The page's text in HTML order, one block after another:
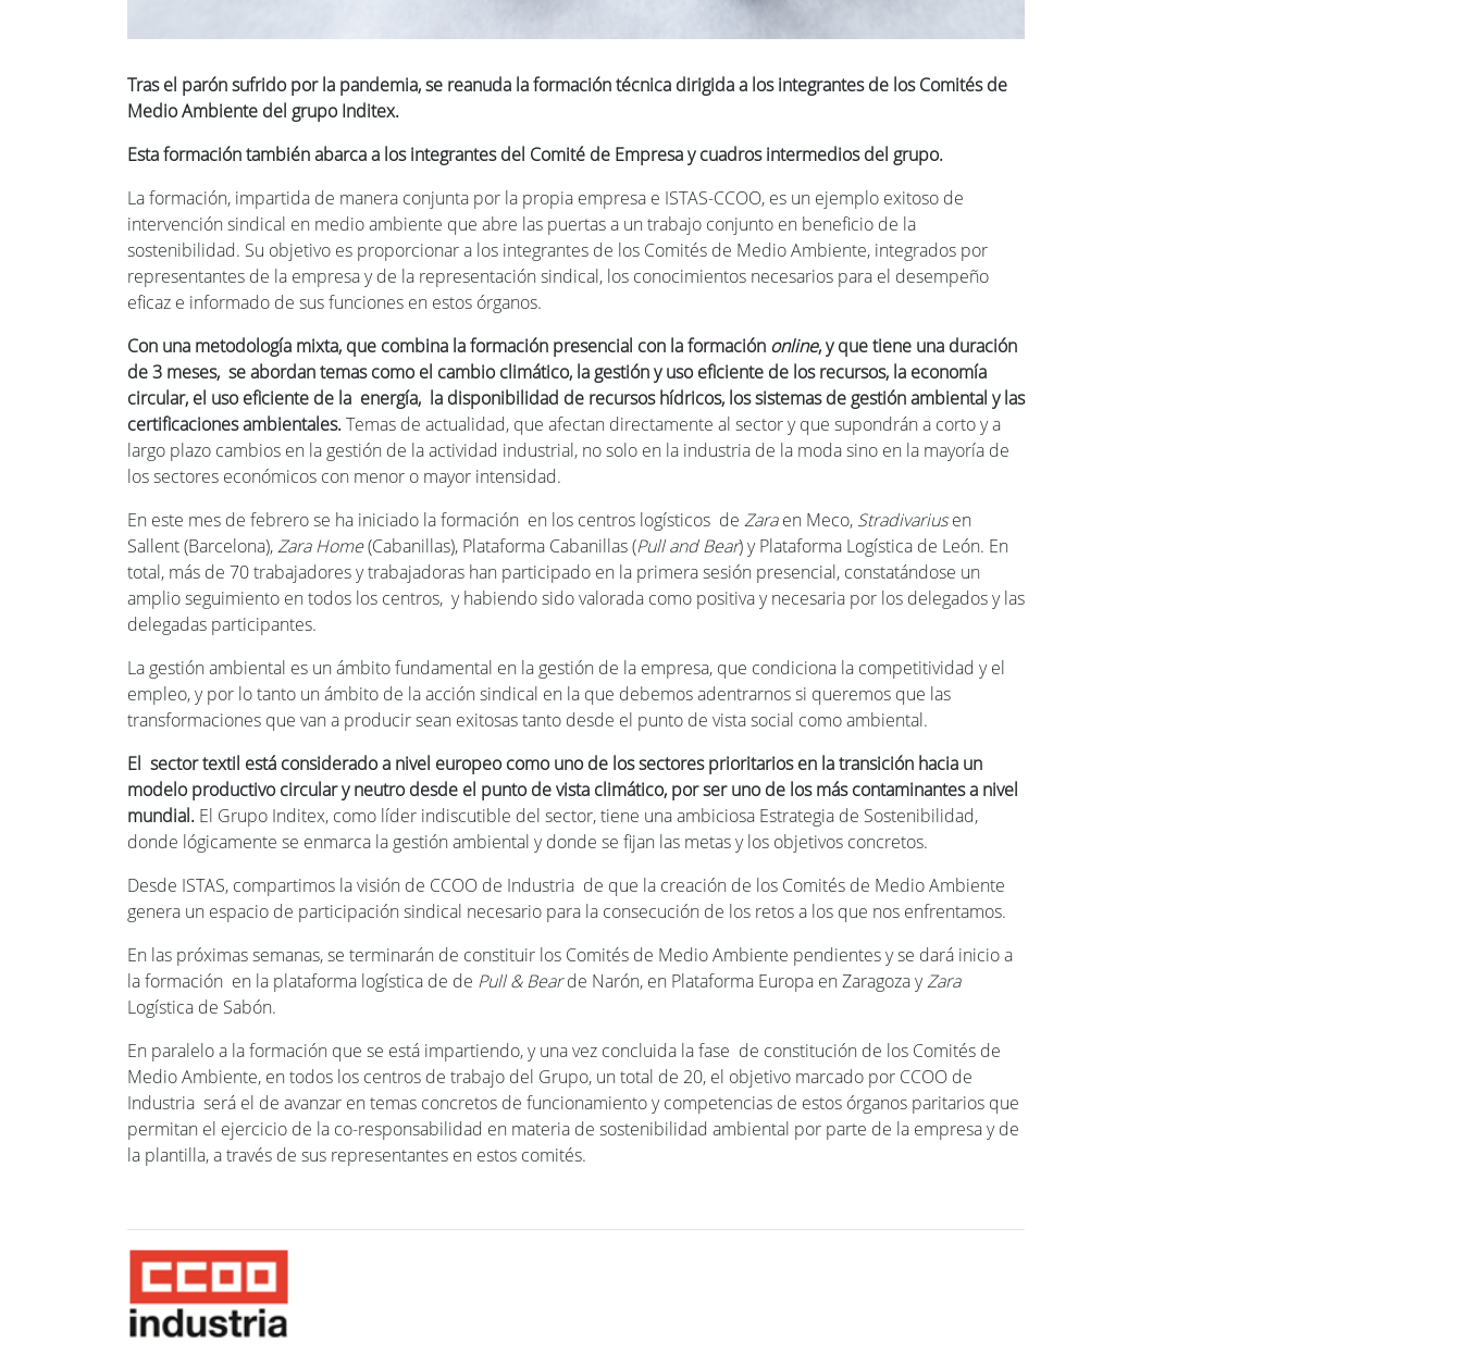
Tras el parón sufrido por la pandemia, se reanuda la formación técnica dirigida a los integrantes de los Comités de
Medio Ambiente del grupo Inditex.
Esta formación también abarca a los integrantes del Comité de Empresa y cuadros intermedios del grupo.
La formación, impartida de manera conjunta por la propia empresa e ISTAS-CCOO, es un ejemplo exitoso de
intervención sindical en medio ambiente que abre las puertas a un trabajo conjunto en beneficio de la
sostenibilidad. Su objetivo es proporcionar a los integrantes de los Comités de Medio Ambiente, integrados por
representantes de la empresa y de la representación sindical, los conocimientos necesarios para el desempeño
eficaz e informado de sus funciones en estos órganos.
Con una metodología mixta, que combina la formación presencial con la formación online, y que tiene una duración
de 3 meses, se abordan temas como el cambio climático, la gestión y uso eficiente de los recursos, la economía
circular, el uso eficiente de la energía, la disponibilidad de recursos hídricos, los sistemas de gestión ambiental y las
certificaciones ambientales.Temas de actualidad, que afectan directamente al sector y que supondrán a corto y a
largo plazo cambios en la gestión de la actividad industrial, no solo en la industria de la moda sino en la mayoría de
los sectores económicos con menor o mayor intensidad.
En este mes de febrero se ha iniciado la formación en los centros logísticos de Zaraen Meco, Stradivariusen
Sallent (Barcelona),Zara Home(Cabanillas), Plataforma Cabanillas (Pull and Bear) y Plataforma Logística de León. En
total, más de 70 trabajadores y trabajadoras han participado en la primera sesión presencial, constatándose un
amplio seguimiento en todos los centros, y habiendo sido valorada como positiva y necesaria por los delegados y las
delegadas participantes.
La gestión ambiental es un ámbito fundamental en la gestión de la empresa, que condiciona la competitividad y el
empleo, y por lo tanto un ámbito de la acción sindical en la que debemos adentrarnos si queremos que las
transformaciones que van a producir sean exitosas tanto desde el punto de vista social como ambiental.
El sector textil está considerado a nivel europeo como uno de los sectores prioritarios en la transición hacia un
modelo productivo circular y neutro desde el punto de vista climático, por ser uno de los más contaminantes a nivel
mundial. El Grupo Inditex, como líder indiscutible del sector, tiene una ambiciosa Estrategia de Sostenibilidad,
donde lógicamente se enmarca la gestión ambiental y donde se fijan las metas y los objetivos concretos.
Desde ISTAS, compartimos la visión de CCOO de Industria de que la creación de los Comités de Medio Ambiente
genera un espacio de participación sindical necesario para la consecución de los retos a los que nos enfrentamos.
En las próximas semanas, se terminarán de constituir los Comités de Medio Ambiente pendientes y se dará inicio a
la formación en la plataforma logística de de Pull & Bearde Narón, en Plataforma Europa en Zaragoza yZara
Logística de Sabón.
En paralelo a la formación que se está impartiendo, y una vez concluida la fase de constitución de los Comités de
Medio Ambiente, en todos los centros de trabajo del Grupo, un total de 20, el objetivo marcado por CCOO de
Industria será el de avanzar en temas concretos de funcionamiento y competencias de estos órganos paritarios que
permitan el ejercicio de la co-responsabilidad en materia de sostenibilidad ambiental por parte de la empresa y de
la plantilla, a través de sus representantes en estos comités.